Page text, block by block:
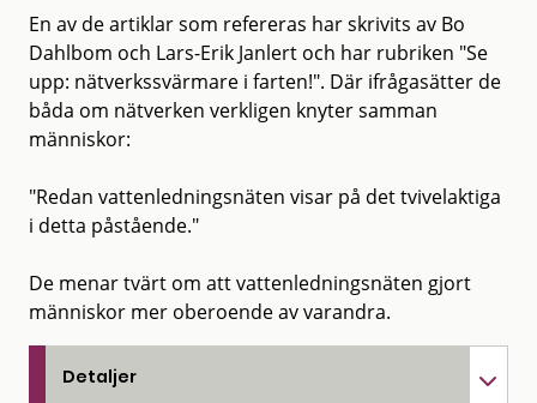
En av de artiklar som refereras har skrivits av Bo
Dahlbom och Lars-Erik Janlert och har rubriken "Se
upp: nätverkssvärmare i farten!". Där ifrågasätter de
båda om nätverken verkligen knyter samman
människor:
"Redan vattenledningsnäten visar på det tvivelaktiga
i detta påstående."
De menar tvärt om att vattenledningsnäten gjort
människor mer oberoende av varandra.
Detaljer